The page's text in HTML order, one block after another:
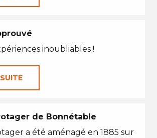
inoubliables !
de Bonnétable
a été aménagé en 1885 sur